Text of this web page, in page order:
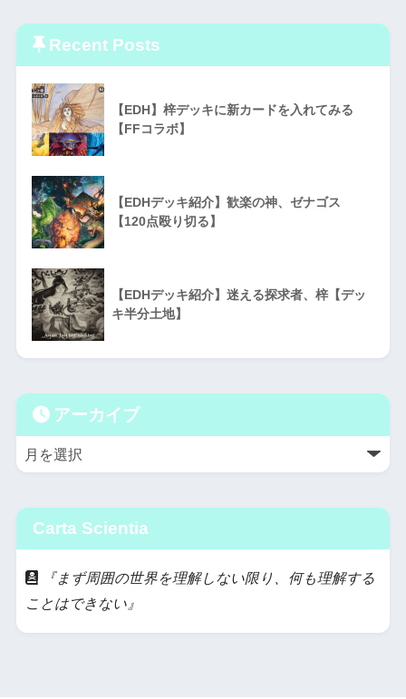
Recent Posts
【EDH】梓デッキに新カードを入れてみる
【FFコラボ】
【EDHデッキ紹介】歓楽の神、ゼナゴス
【120点殴り切る】
【EDHデッキ紹介】迷える探求者、梓【デッ
キ半分土地】
アーカイブ
Carta Scientia
『まず周囲の世界を理解しない限り、何も理解する
ことはできない』